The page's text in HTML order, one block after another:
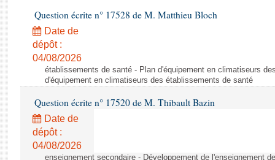
Question écrite n° 17528 de M. Matthieu Bloch
Date de
dépôt :
04/08/2026
établissements de santé - Plan d'équipement en climatiseurs
d'équipement en climatiseurs des établissements de santé
Question écrite n° 17520 de M. Thibault Bazin
Date de
dépôt :
04/08/2026
enseignement secondaire - Développement de l'enseignement